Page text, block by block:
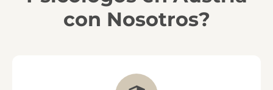
con Nosotros?